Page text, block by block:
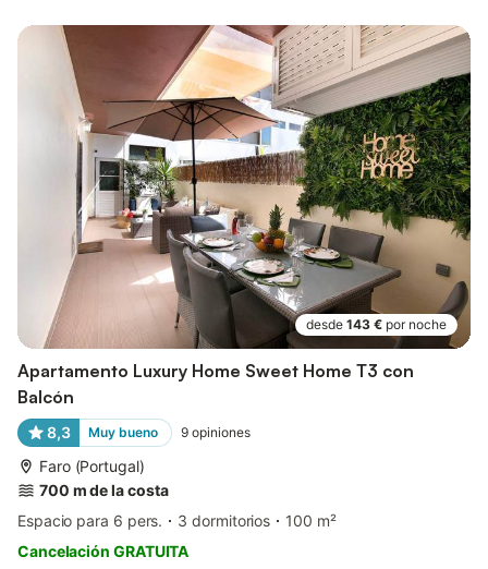
desde 143 € por noche
Apartamento Luxury Home Sweet Home T3 con
Balcón
8,3 Muy bueno 9 opiniones
Faro (Portugal)
700 m de la costa
Espacio para 6 pers.
3 dormitorios
100 m²
Cancelación GRATUITA